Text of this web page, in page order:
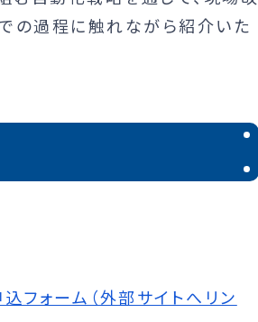
の過程に触れながら紹介いた
フォーム（外部サイトへリン